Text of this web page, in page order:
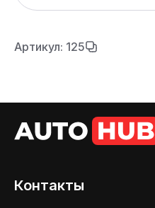
Артикул: 125
Контакты